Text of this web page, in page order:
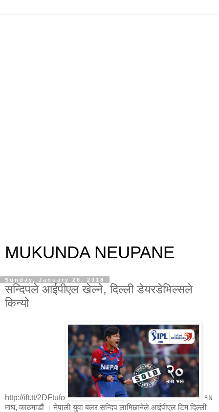
MUKUNDA NEUPANE
Sunday, January 28, 2018
सन्दिपले आईपीएल खेल्ने, दिल्ली डेयरडेभिल्सले
किन्यो
http://ift.tt/2DFtufo
१४
माघ, काठमाडौं । नेपाली युवा बलर सन्दिप लामिछानेले आईपीएल टिम दिल्ली